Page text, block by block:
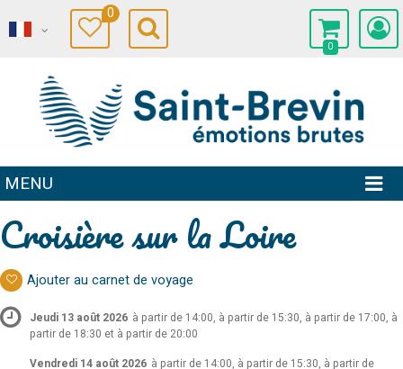
0
0
MENU
Croisière sur la Loire
Ajouter au carnet de voyage
Jeudi 13 août 2026 à partir de 14:00, à partir de 15:30, à partir de 17:00, à
partir de 18:30 et à partir de 20:00
Vendredi 14 août 2026 à partir de 14:00, à partir de 15:30, à partir de